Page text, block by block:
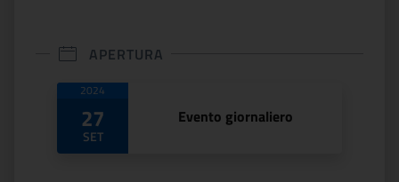
APERTURA
Date di apertura
2024
27
SET
Evento giornaliero